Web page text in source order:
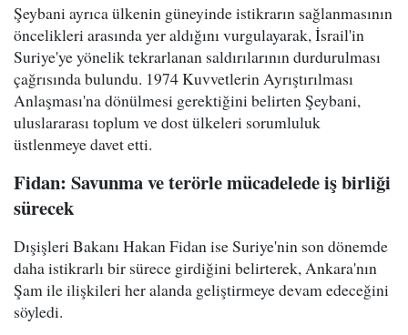
Şeybani ayrıca ülkenin güneyinde istikrarın sağlanmasının
öncelikleri arasında yer aldığını vurgulayarak, İsrail'in
Suriye'ye yönelik tekrarlanan saldırılarının durdurulması
çağrısında bulundu. 1974 Kuvvetlerin Ayrıştırılması
Anlaşması'na dönülmesi gerektiğini belirten Şeybani,
uluslararası toplum ve dost ülkeleri sorumluluk
üstlenmeye davet etti.
Fidan: Savunma ve terörle mücadelede iş birliği
sürecek
Dışişleri Bakanı Hakan Fidan ise Suriye'nin son dönemde
daha istikrarlı bir sürece girdiğini belirterek, Ankara'nın
Şam ile ilişkileri her alanda geliştirmeye devam edeceğini
söyledi.